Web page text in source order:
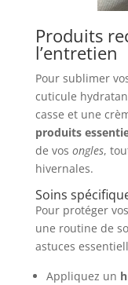
Produits
l’entretien
Pour sublimer
cuticule
casse et une
produits
de vos ongles,
hivernales.
Soins
Pour protéger
une routine de
astuces
Appliquez un